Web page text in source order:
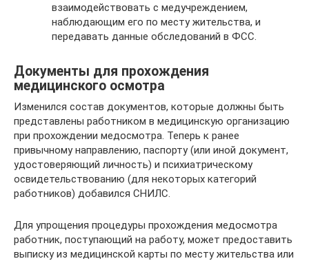
взаимодействовать с медучреждением,
наблюдающим его по месту жительства, и
передавать данные обследований в ФСС.
Документы для прохождения
медицинского осмотра
Изменился состав документов, которые должны быть
представлены работником в медицинскую организацию
при прохождении медосмотра. Теперь к ранее
привычному направлению, паспорту (или иной документ,
удостоверяющий личность) и психиатрическому
освидетельствованию (для некоторых категорий
работников) добавился СНИЛС.
Для упрощения процедуры прохождения медосмотра
работник, поступающий на работу, может предоставить
выписку из медицинской карты по месту жительства или